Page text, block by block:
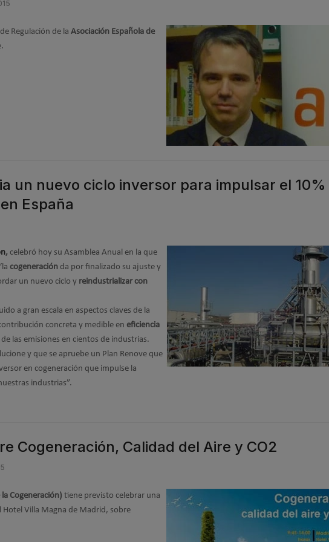
Regulación de la Asociación Española de
un nuevo ciclo inversor para impulsar el 10%
España
, celebró hoy su Asamblea Anual en la que
cogeneración da por finalizado su ajuste y
un nuevo ciclo y reindustrializar con
a gran escala en aspectos claves de la
concreta y medible en eficiencia
las emisiones en cientos de industrias.
y que se apruebe un Plan Renove que
en cogeneración que impulse la
industrias”.
Cogeneración, Calidad del Aire y CO2
Cogeneración) tiene previsto celebrar una
Hotel Villa Magna de Madrid, sobre